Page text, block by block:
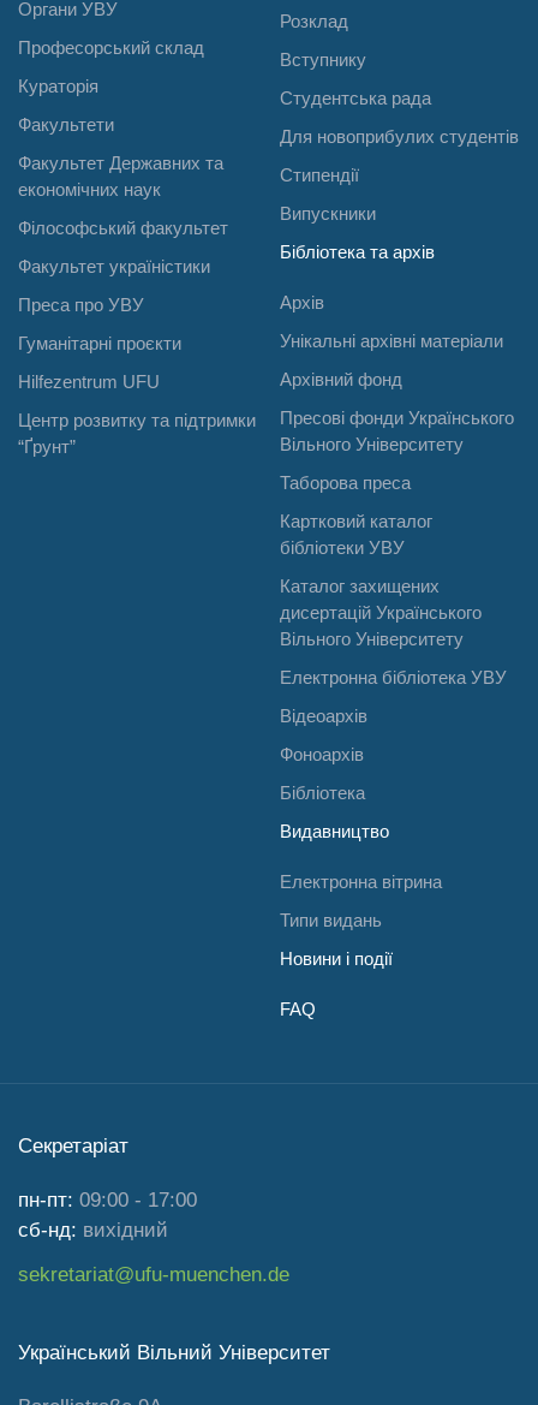
Органи УВУ
Професорський склад
Кураторія
Факультети
Факультет Державних та
економічних наук
Філософський факультет
Факультет україністики
Преса про УВУ
Гуманітарні проєкти
Hilfezentrum UFU
Центр розвитку та підтримки
“Ґрунт”
Розклад
Вступнику
Студентська рада
Для новоприбулих студентів
Стипендії
Випускники
Бібліотека та архів
Архів
Унікальні архівні матеріали
Архівний фонд
Пресові фонди Українського
Вільного Університету
Таборова преса
Картковий каталог
бібліотеки УВУ
Каталог захищених
дисертацій Українського
Вільного Університету
Електронна бібліотека УВУ
Відеоархів
Фоноархів
Бібліотека
Видавництво
Електронна вітрина
Типи видань
Новини і події
FAQ
Секретаріат
пн-пт: 09:00 - 17:00
сб-нд: вихідний
sekretariat@ufu-muenchen.de
Український Вільний Університет